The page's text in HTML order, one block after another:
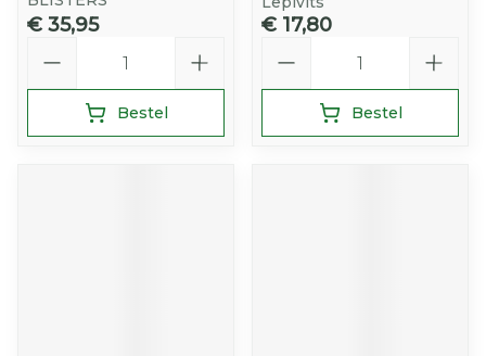
€ 35,95
Bestel
€ 17,80
Bestel